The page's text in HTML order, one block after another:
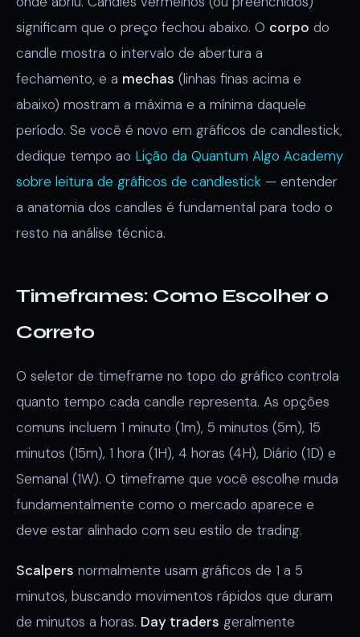
significam que o preço fechou abaixo. O corpo do
candle mostra o intervalo de abertura a
fechamento, e a mechas (linhas finas acima e
abaixo) mostram a máxima e a mínima daquele
período. Se você é novo em gráficos de candlestick,
dedique tempo ao Lição da Quantum Algo Academy
sobre leitura de gráficos de candlestick — entender
a anatomia dos candles é fundamental para todo o
resto na análise técnica.
Timeframes: Como Escolher o
Correto
O seletor de timeframe no topo do gráfico controla
quanto tempo cada candle representa. As opções
comuns incluem 1 minuto (1m), 5 minutos (5m), 15
minutos (15m), 1 hora (1H), 4 horas (4H), Diário (1D) e
Semanal (1W). O timeframe que você escolhe muda
fundamentalmente como o mercado aparece e
deve estar alinhado com seu estilo de trading.
Scalpers normalmente usam gráficos de 1 a 5
minutos, buscando movimentos rápidos que duram
de minutos a horas. Day traders geralmente